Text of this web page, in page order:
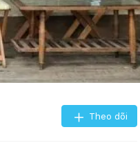
Theo dõi